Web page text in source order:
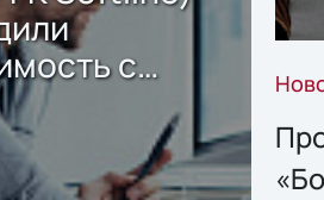
с
Sharx
для
данных